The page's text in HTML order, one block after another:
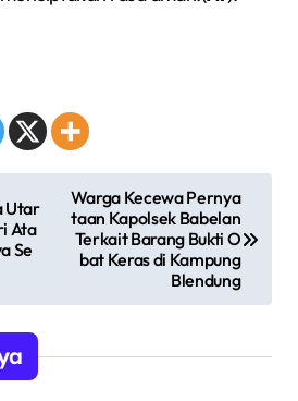
Utar
Ata
Se
Warga Kecewa Pernya
taan Kapolsek Babelan
Terkait Barang Bukti O
bat Keras di Kampung
Blendung